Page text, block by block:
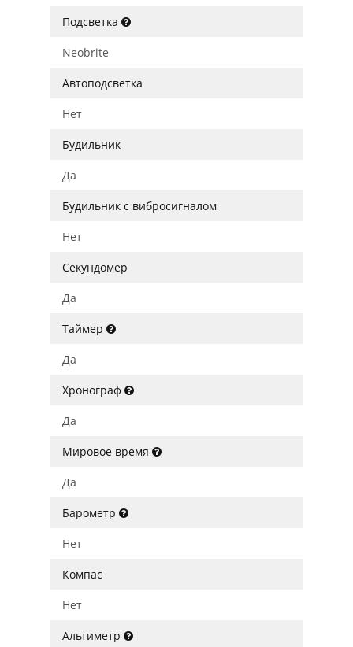
Подсветка
Neobrite
Автоподсветка
Нет
Будильник
Да
Будильник с вибросигналом
Нет
Секундомер
Да
Таймер
Да
Хронограф
Да
Мировое время
Да
Барометр
Нет
Компас
Нет
Альтиметр